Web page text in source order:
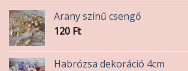
-
330 Ft
Arany színű csengő
120 Ft
Habrózsa dekoráció 4cm